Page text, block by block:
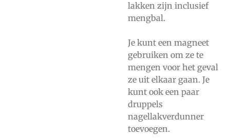
lakken zijn inclusief
mengbal.
Je kunt een magneet
gebruiken om ze te
mengen voor het geval
ze uit elkaar gaan. Je
kunt ook een paar
druppels
nagellakverdunner
toevoegen.